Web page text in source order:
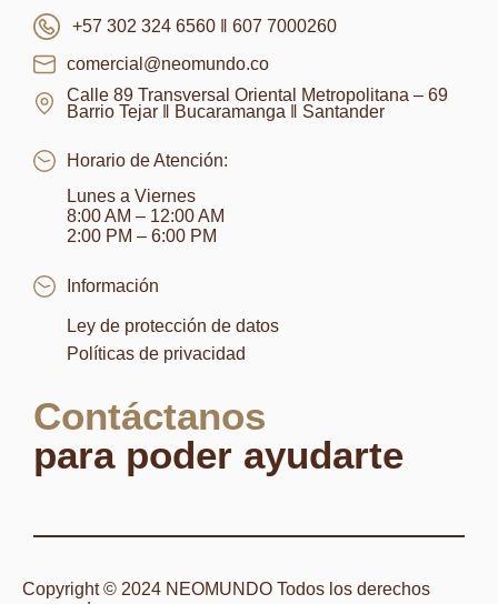
+57 302 324 6560 ‖ 607 7000260
comercial@neomundo.co
Calle 89 Transversal Oriental Metropolitana – 69
Barrio Tejar ‖ Bucaramanga ‖ Santander
Horario de Atención:
Lunes a Viernes
8:00 AM – 12:00 AM
2:00 PM – 6:00 PM
Información
Ley de protección de datos
Políticas de privacidad
Contáctanos
para poder ayudarte
Copyright © 2024 NEOMUNDO Todos los derechos